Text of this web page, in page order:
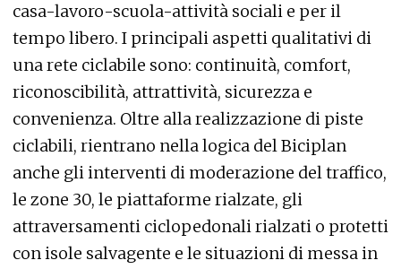
casa-lavoro-scuola-attività sociali e per il
tempo libero. I principali aspetti qualitativi di
una rete ciclabile sono: continuità, comfort,
riconoscibilità, attrattività, sicurezza e
convenienza. Oltre alla realizzazione di piste
ciclabili, rientrano nella logica del Biciplan
anche gli interventi di moderazione del traffico,
le zone 30, le piattaforme rialzate, gli
attraversamenti ciclopedonali rialzati o protetti
con isole salvagente e le situazioni di messa in